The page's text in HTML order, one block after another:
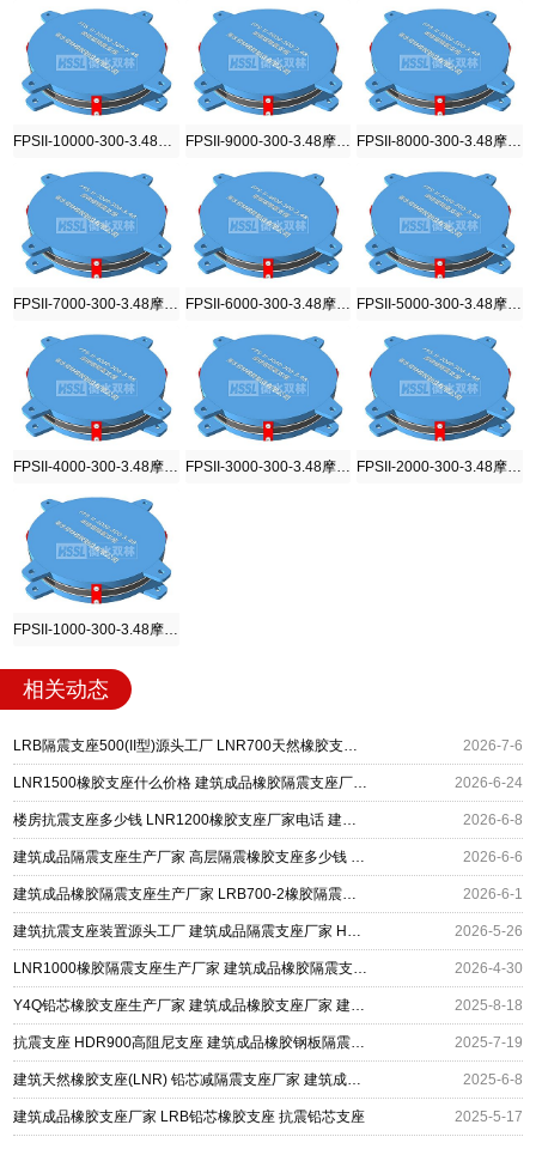
FPSII-9000-300-3.48摩擦摆隔震支座
FPSII-6000-300-3.48摩擦摆隔震支座
FPSII-3000-300-3.48摩擦摆隔震支座
相关动态
LRB隔震支座500(II型)源头工厂 LNR700天然橡胶支座厂家 建筑成品隔震支座源头工厂 2026-7-6
LNR1500橡胶支座什么价格 建筑成品橡胶隔震支座厂家 Y4Q隔震支座生产厂家 2026-6-24
楼房抗震支座多少钱 LNR1200橡胶支座厂家电话 建筑成品隔震支座厂家 2026-6-8
建筑成品隔震支座生产厂家 高层隔震橡胶支座多少钱 建筑隔震支座LRB500厂家 2026-6-6
建筑成品橡胶隔震支座生产厂家 LRB700-2橡胶隔震支座 LNR1300支座生产厂家 2026-6-1
建筑抗震支座装置源头工厂 建筑成品隔震支座厂家 HDR支座单价 2026-5-26
LNR1000橡胶隔震支座生产厂家 建筑成品橡胶隔震支座 建筑橡胶隔震支座什么价格 2026-4-30
Y4Q铅芯橡胶支座生产厂家 建筑成品橡胶支座厂家 建筑高阻尼铅芯橡胶支座厂家 2025-8-18
抗震支座 HDR900高阻尼支座 建筑成品橡胶钢板隔震支座 2025-7-19
建筑天然橡胶支座(LNR) 铅芯减隔震支座厂家 建筑成品橡胶支座厂家 2025-6-8
建筑成品橡胶支座厂家 LRB铅芯橡胶支座 抗震铅芯支座 2025-5-17